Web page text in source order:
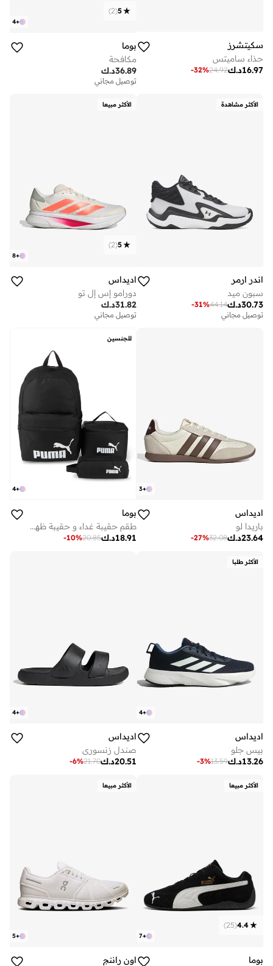
سكيتشرز
حذاء ساميتس
د.ك16.97
24.92
-32%
+
4
5
(
2
)
بوما
مكافحة
د.ك36.89
توصيل مجاني
الأكثر مشاهدة
اندر ارمر
سبون ميد
د.ك30.73
44.14
-31%
توصيل مجاني
الأكثر مبيعا
+
8
5
(
2
)
اديداس
دورامو إس إل تو
د.ك31.82
توصيل مجاني
+
3
اديداس
باريدا لو
د.ك23.64
32.08
-27%
للجنسين
+
4
بوما
طقم حقيبة غداء و حقيبة ظهر بي تي اس
د.ك18.91
20.85
-10%
الأكثر طلبا
+
4
اديداس
بيس جلو
د.ك13.26
13.59
-3%
+
4
اديداس
صندل زنسوري
د.ك20.51
21.70
-6%
الأكثر مبيعا
+
7
4.4
(
25
)
بوما
الأكثر مبيعا
+
5
اون راننج